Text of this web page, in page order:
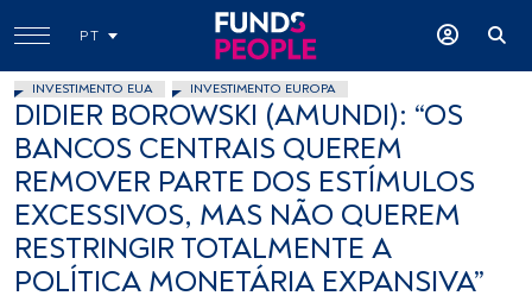
PT
INVESTIMENTO EUA INVESTIMENTO EUROPA
DIDIER BOROWSKI (AMUNDI): “OS
BANCOS CENTRAIS QUEREM
REMOVER PARTE DOS ESTÍMULOS
EXCESSIVOS, MAS NÃO QUEREM
RESTRINGIR TOTALMENTE A
POLÍTICA MONETÁRIA EXPANSIVA”